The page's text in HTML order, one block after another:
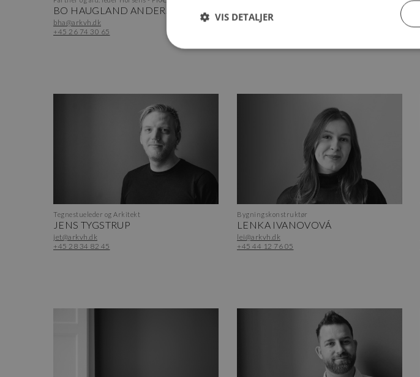
BO HAUGLAND ANDERSEN
bha@arkvh.dk
+45 26 74 30 65
eol@arkvh.dk
Tegnestueleder og Arkitekt
JENS TYGSTRUP
jet@arkvh.dk
+45 28 34 82 45
Bygningskonstruktør
LENKA IVANOVOVÁ
lei@arkvh.dk
+45 44 12 76 05
VIS DETALJER